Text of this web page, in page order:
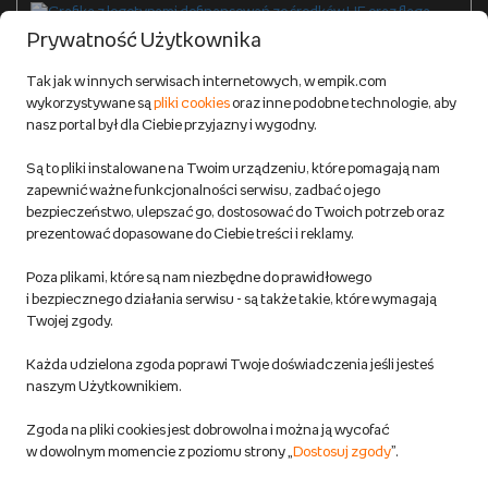
Zwroty
Reklamacje
Regulamin empik.com
Pozostałe Regulaminy Empiku
Polityka prywatności empik.com
produktów niebezpiecznych
Dostosuj zgody
Do 100 zł na pierwsze zakupy w aplikacji. Pobierz i
korzystaj z kodów zniżkowych.Dowiedz się więcej
Prywatność Użytkownika
Tak jak w innych serwisach internetowych, w empik.com
wykorzystywane sąpliki cookiesoraz inne podobne technologie, aby
nasz portal był dla Ciebie przyjazny i wygodny.
Są to pliki instalowane na Twoim urządzeniu, które pomagają nam
zapewnić ważne funkcjonalności serwisu, zadbać o jego
bezpieczeństwo, ulepszać go, dostosować do Twoich potrzeb oraz
prezentować dopasowane do Ciebie treści i reklamy.
Poza plikami, które są nam niezbędne do prawidłowego
i bezpiecznego działania serwisu - są także takie, które wymagają
Twojej zgody.
Każda udzielona zgoda poprawi Twoje doświadczenia jeśli jesteś
naszym Użytkownikiem.
Zgoda na pliki cookies jest dobrowolna i można ją wycofać
w dowolnym momencie z poziomu strony „ Dostosuj zgody”.